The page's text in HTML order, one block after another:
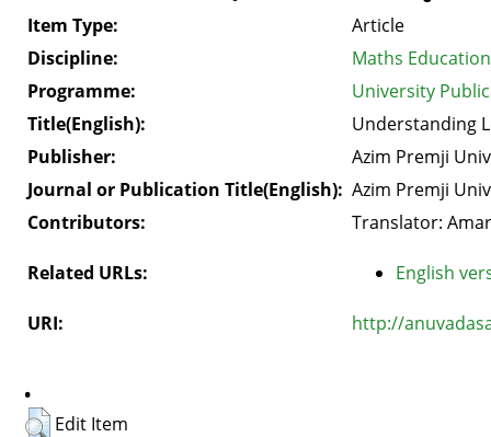
Item Type:
Article
Discipline:
Maths Education
Programme:
University
Title(English):
Understanding
Publisher:
Azim Premji
Journal or Publication Title(English): Azim Premji
Contributors:
Translator:
Related URLs: English
URI: http://
.
Edit Item